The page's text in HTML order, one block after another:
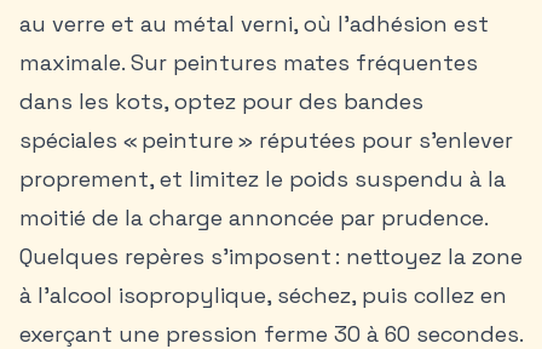
au verre et au métal verni, où l’adhésion est
maximale. Sur peintures mates fréquentes
dans les kots, optez pour des bandes
spéciales « peinture » réputées pour s’enlever
proprement, et limitez le poids suspendu à la
moitié de la charge annoncée par prudence.
Quelques repères s’imposent : nettoyez la zone
à l’alcool isopropylique, séchez, puis collez en
exerçant une pression ferme 30 à 60 secondes.